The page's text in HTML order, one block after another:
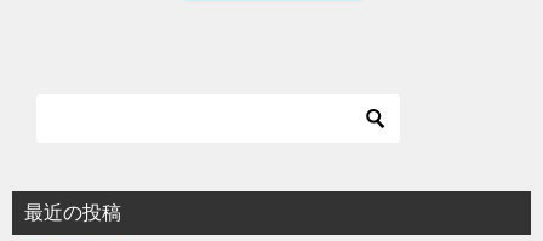
最近の投稿